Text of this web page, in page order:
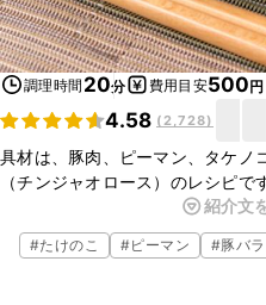
調理時間 20分 費用目安500円
4.58 (2,728)
具材は、豚肉、ピーマン、タケノ
（チンジャオロース）のレシピ
がすすむ絶品おかずです。丼にす
もたくさん食べれるので、ぜひ
紹介文
#たけのこ #ピーマン #豚バ